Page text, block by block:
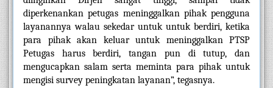
diperkenankan petugas meninggalkan pihak pengguna
layanannya walau sekedar untuk untuk berdiri, ketika
para pihak akan keluar untuk meninggalkan PTSP
Petugas harus berdiri, tangan pun di tutup, dan
mengucapkan salam serta meminta para pihak untuk
mengisi survey peningkatan layanan”, tegasnya.